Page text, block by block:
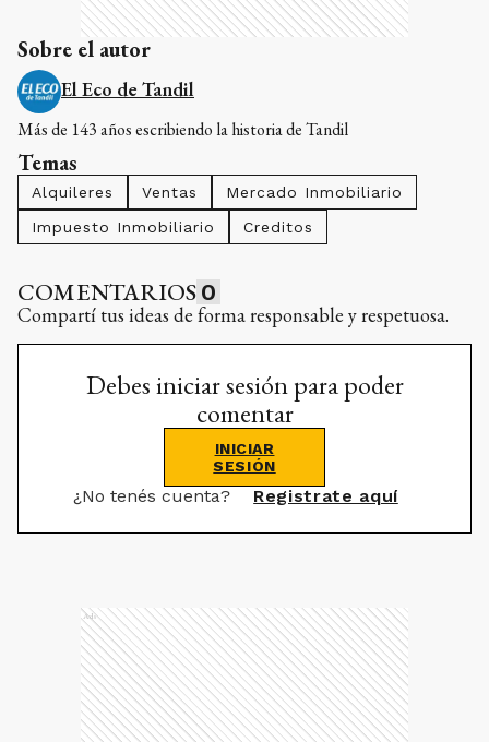
Sobre el autor
El Eco de Tandil
Más de 143 años escribiendo la historia de Tandil
Temas
Alquileres Ventas
Mercado Inmobiliario
Impuesto Inmobiliario
Creditos
COMENTARIOS 0
Compartí tus ideas de forma responsable y respetuosa.
Debes iniciar sesión para poder
comentar
INICIAR
SESIÓN
¿No tenés cuenta? Registrate aquí
Ads